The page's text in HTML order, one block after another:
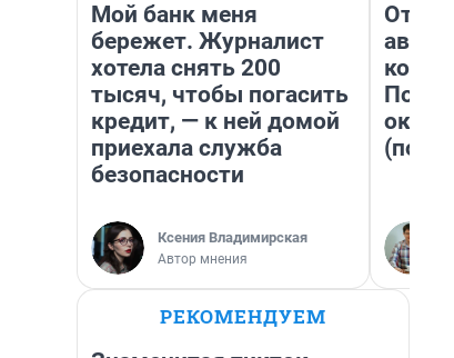
Мой банк меня
бережет. Журналист
хотела снять 200
тысяч, чтобы погасить
кредит, — к ней домой
приехала служба
безопасности
Ксения Владимирская
Автор мнения
От
РЕКОМЕНДУЕМ